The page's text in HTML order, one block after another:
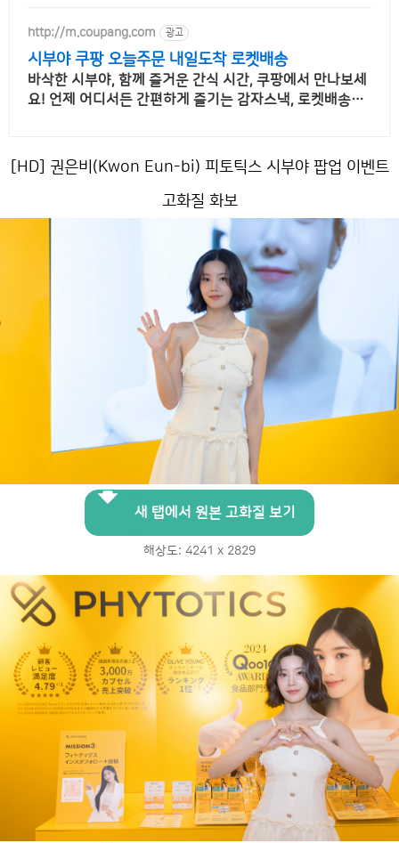
http://m.coupang.com 광고
시부야 쿠팡 오늘주문 내일도착 로켓배송
바삭한 시부야, 함께 즐거운 간식 시간, 쿠팡에서 만나보세
요! 언제 어디서든 간편하게 즐기는 감자스낵, 로켓배송으
[HD] 권은비(Kwon Eun-bi) 피토틱스 시부야 팝업 이벤트
고화질 화보
새 탭에서 원본 고화질 보기
해상도: 4241 x 2829